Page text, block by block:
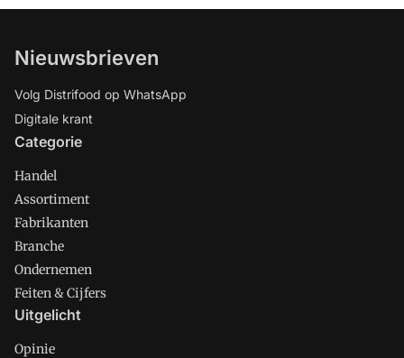
Nieuwsbrieven
Volg Distrifood op WhatsApp
Digitale krant
Categorie
Handel
Assortiment
Fabrikanten
Branche
Ondernemen
Feiten & Cijfers
Uitgelicht
Opinie